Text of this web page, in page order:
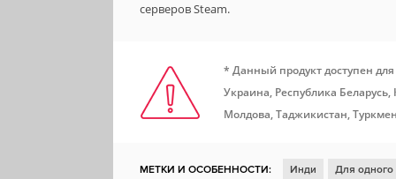
серверов Steam.
* Данный продукт доступен
Украина, Республика
Молдова, Таджикистан,
МЕТКИ И ОСОБЕННОСТИ: Инди Для одного